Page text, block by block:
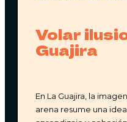
Volar
Guajira
En La Guajira, la
arena resume una
¿CÓMO LLEGO
El aeropuerto más
ubicado en